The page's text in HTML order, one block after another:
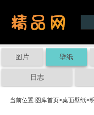
图片 壁纸
日志
当前位置:图库首页>桌面壁纸>